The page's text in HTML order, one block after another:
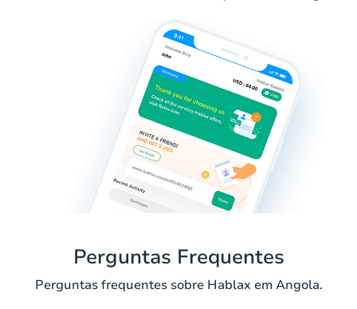
Perguntas Frequentes
Perguntas frequentes sobre Hablax em Angola.